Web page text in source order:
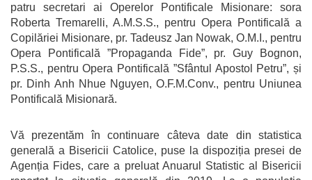
patru secretari ai Operelor Pontificale Misionare: sora
Roberta Tremarelli, A.M.S.S., pentru Opera Pontificală a
Copilăriei Misionare, pr. Tadeusz Jan Nowak, O.M.I., pentru
Opera Pontificală ”Propaganda Fide”, pr. Guy Bognon,
P.S.S., pentru Opera Pontificală ”Sfântul Apostol Petru”, și
pr. Dinh Anh Nhue Nguyen, O.F.M.Conv., pentru Uniunea
Pontificală Misionară.
Vă prezentăm în continuare câteva date din statistica
generală a Bisericii Catolice, puse la dispoziția presei de
Agenția Fides, care a preluat Anuarul Statistic al Bisericii